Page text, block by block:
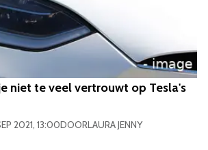
niet te veel vertrouwt op Tesla's
2021, 13:00DOORLAURA JENNY